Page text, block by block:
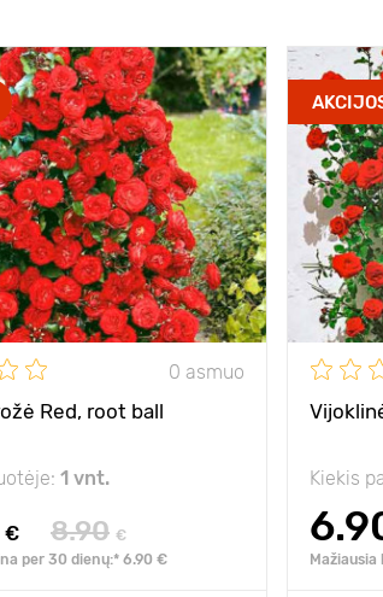
0 asmuo
Red, root ball
1 vnt.
€ 8.90 €
per 30 dienų:* 6.90 €
Kiekis